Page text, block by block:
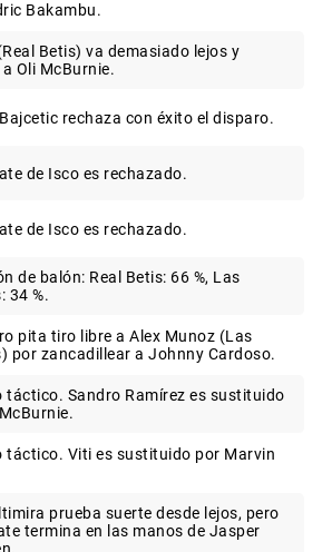
Bakambu.
Betis) va demasiado lejos y
Oli McBurnie.
rechaza con éxito el disparo.
de Isco es rechazado.
de Isco es rechazado.
de balón: Real Betis: 66 %, Las
34 %.
pita tiro libre a Alex Munoz (Las
por zancadillear a Johnny Cardoso.
táctico. Sandro Ramírez es sustituido
táctico. Viti es sustituido por Marvin
prueba suerte desde lejos, pero
termina en las manos de Jasper